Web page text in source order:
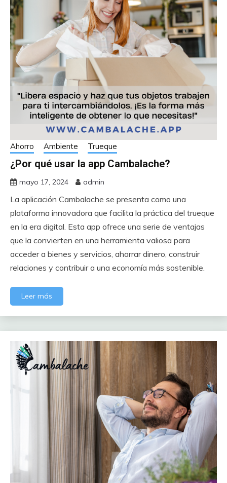
Ahorro Ambiente Trueque
¿Por qué usar la app Cambalache?
mayo 17, 2024 admin
La aplicación Cambalache se presenta como una
plataforma innovadora que facilita la práctica del trueque
en la era digital. Esta app ofrece una serie de ventajas
que la convierten en una herramienta valiosa para
acceder a bienes y servicios, ahorrar dinero, construir
relaciones y contribuir a una economía más sostenible.
Leer más